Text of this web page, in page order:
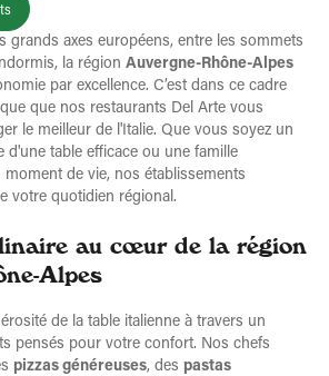
grands axes européens, entre les sommets
la région Auvergne-Rhône-Alpes
par excellence. C’est dans ce cadre
que nos restaurants Del Arte vous
le meilleur de l'Italie. Que vous soyez un
d'une table efficace ou une famille
de vie, nos établissements
votre quotidien régional.
au cœur de la région
Alpes
de la table italienne à travers un
pensés pour votre confort. Nos chefs
pizzas généreuses, des pastas